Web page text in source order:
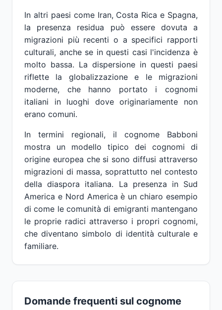
In altri paesi come Iran, Costa Rica e Spagna,
la presenza residua può essere dovuta a
migrazioni più recenti o a specifici rapporti
culturali, anche se in questi casi l'incidenza è
molto bassa. La dispersione in questi paesi
riflette la globalizzazione e le migrazioni
moderne, che hanno portato i cognomi
italiani in luoghi dove originariamente non
erano comuni.
In termini regionali, il cognome Babboni
mostra un modello tipico dei cognomi di
origine europea che si sono diffusi attraverso
migrazioni di massa, soprattutto nel contesto
della diaspora italiana. La presenza in Sud
America e Nord America è un chiaro esempio
di come le comunità di emigranti mantengano
le proprie radici attraverso i propri cognomi,
che diventano simbolo di identità culturale e
familiare.
Domande frequenti sul cognome